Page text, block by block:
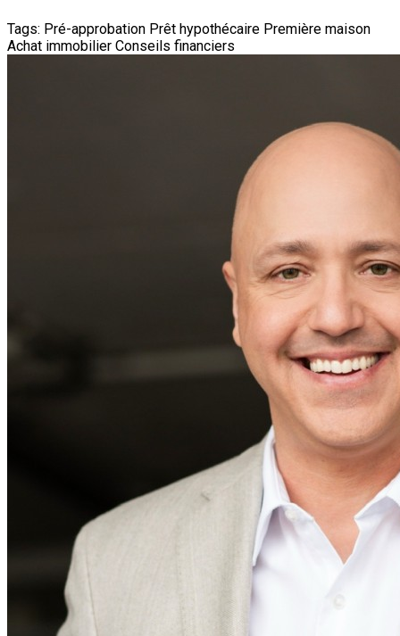
Tags: Pré-approbation Prêt hypothécaire Première maison
Achat immobilier Conseils financiers